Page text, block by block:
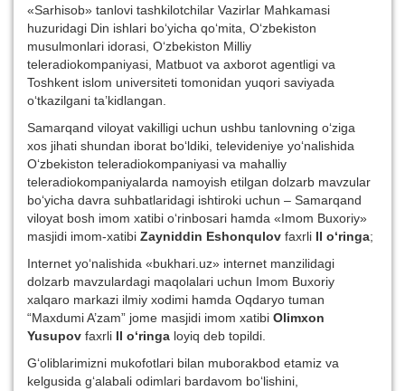
«Sarhisob» tanlovi tashkilotchilar Vazirlar Mahkamasi
huzuridagi Din ishlari bo‘yicha qo‘mita, O‘zbekiston
musulmonlari idorasi, O‘zbekiston Milliy
teleradiokompaniyasi, Matbuot va axborot agentligi va
Toshkent islom universiteti tomonidan yuqori saviyada
o‘tkazilgani ta’kidlangan.
Samarqand viloyat vakilligi uchun ushbu tanlovning o‘ziga
xos jihati shundan iborat bo‘ldiki, televideniye yo‘nalishida
O‘zbekiston teleradiokompaniyasi va mahalliy
teleradiokompaniyalarda namoyish etilgan dolzarb mavzular
bo‘yicha davra suhbatlaridagi ishtiroki uchun – Samarqand
viloyat bosh imom xatibi o‘rinbosari hamda «Imom Buxoriy»
masjidi imom-xatibi Zayniddin Eshonqulov faxrli II o‘ringa;
Internet yo‘nalishida «bukhari.uz» internet manzilidagi
dolzarb mavzulardagi maqolalari uchun Imom Buxoriy
xalqaro markazi ilmiy xodimi hamda Oqdaryo tuman
“Maxdumi A’zam” jome masjidi imom xatibi Olimxon
Yusupov faxrli II o‘ringa loyiq deb topildi.
G‘oliblarimizni mukofotlari bilan muborakbod etamiz va
kelgusida g‘alabali odimlari bardavom bo‘lishini,